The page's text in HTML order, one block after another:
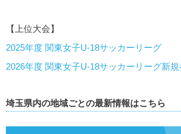
【上位大会】
2025年度 関東女子U-18サッカーリーグ
2026年度 関東女子U-18サッカーリーグ新
埼玉県内の地域ごとの最新情報はこちら